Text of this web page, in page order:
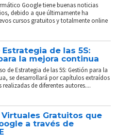
Google tiene buenas noticias
debido a que últimamente ha
cursos gratuitos y totalmente online
Estrategia de las 5S:
la mejora continua
de Estrategia de las 5S: Gestión para la
se desarrollará por capítulos extraídos
realizadas de diferentes autores....
Virtuales Gratuitos que
a través de